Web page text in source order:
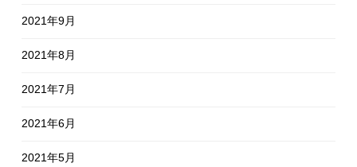
2021年9月
2021年8月
2021年7月
2021年6月
2021年5月